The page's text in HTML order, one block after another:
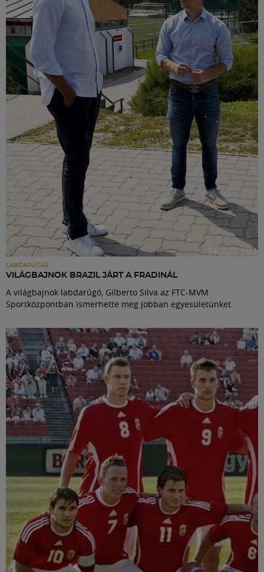
LABDARÚGÁS
VILÁGBAJNOK BRAZIL JÁRT A FRADINÁL
A világbajnok labdarúgó, Gilberto Silva az FTC-MVM
Sportközpontban ismerhette meg jobban egyesületünket.